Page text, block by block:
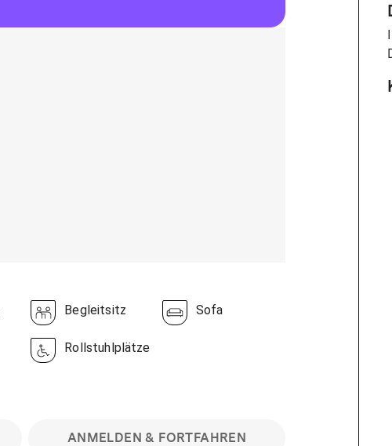
Begleitsitz Sofa
Rollstuhlplätze
ANMELDEN & FORTFAHREN